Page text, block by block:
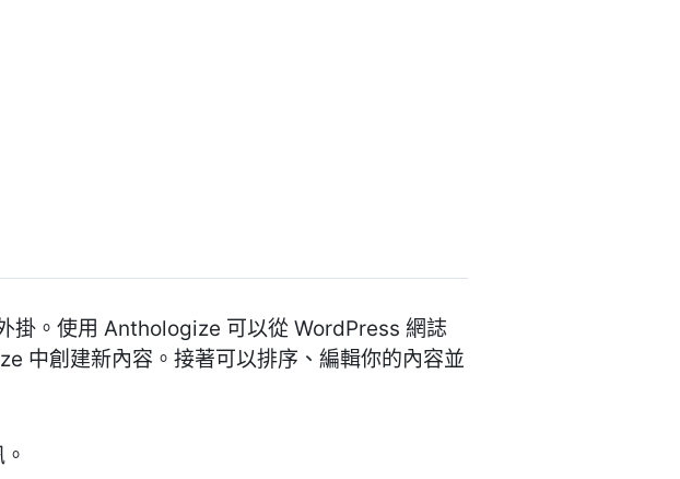
掛。使用 Anthologize 可以從 WordPress 網誌
中創建新內容。接著可以排序、編輯你的內容並